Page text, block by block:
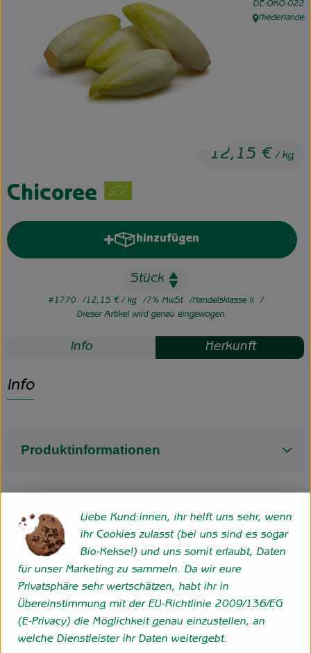
Unsere Hofkiste
Über uns
Neues vom Hof
Chicoree
12,15 €/ kg
, Kontrollstelle:
DE-ÖKO-022
, Herkunft:
Niederlande
hinzufügen
Produkt zum Warenkorb
#1770 12,15 €/ kg 7% MwSt
Handelsklasse II
Dieser Artikel wird genau eingewogen.
Info Herkunft
Info
Produktinformationen
Herkunft
Niederlande
Folge uns
Externer Link zu https://www.instagram.com/
Externer Link zu https://wp.solawi-
Liebe Kund:innen, ihr helft uns sehr, wenn
ihr Cookies zulasst (bei uns sind es sogar
Bio-Kekse!) und uns somit erlaubt, Daten
für unser Marketing zu sammeln. Da wir eure
Privatsphäre sehr wertschätzen, habt ihr in
Übereinstimmung mit der EU-Richtlinie 2009/136/EG
(E-Privacy) die Möglichkeit genau einzustellen, an
welche Dienstleister ihr Daten weitergebt.